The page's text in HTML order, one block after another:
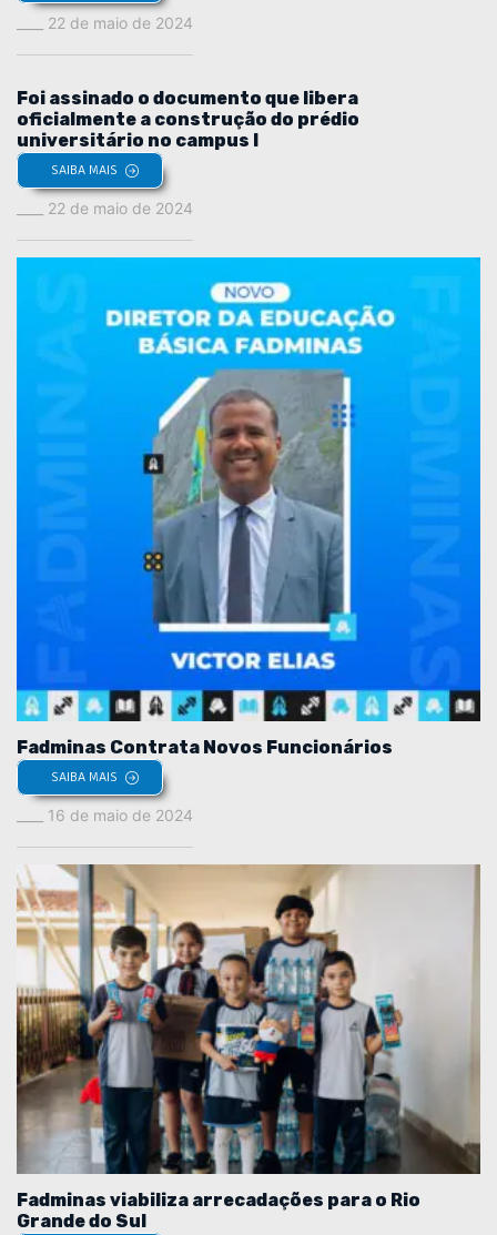
22 de maio de 2024
Foi assinado o documento que libera
oficialmente a construção do prédio
universitário no campus I
SAIBA MAIS
22 de maio de 2024
Fadminas Contrata Novos Funcionários
SAIBA MAIS
16 de maio de 2024
Fadminas viabiliza arrecadações para o Rio
Grande do Sul